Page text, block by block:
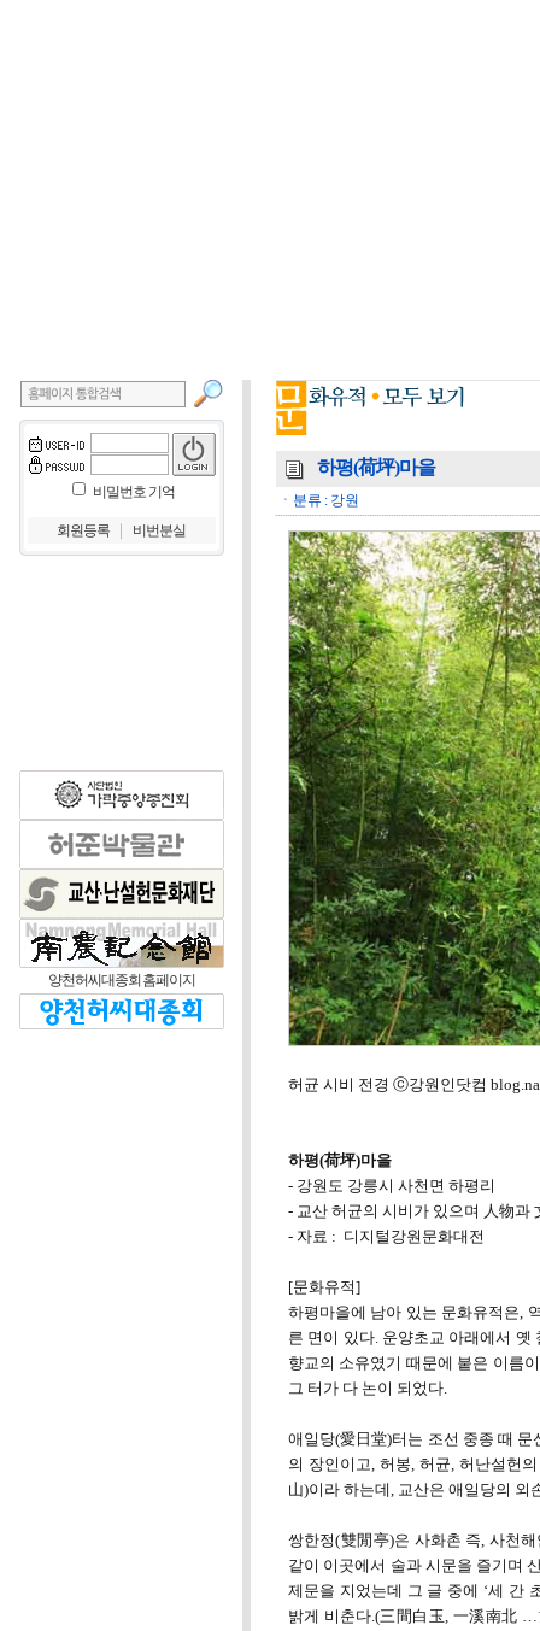
비밀번호 기억
회원등록 비번분실
양천허씨대종회 홈페이지
하평(荷坪)마을
ㆍ분류 : 강원
허균 시비 전경 ⓒ강원인닷컴
하평(荷坪)마을
- 강원도 강릉시 사천면 하평리
- 교산 허균의 시비가 있으며 人物과
- 자료 : 디지털강원문화대전
[문화유적]
하평마을에 남아 있는 문화유적은,
른 면이 있다. 운양초교 아래에서
향교의 소유였기 때문에 붙은 이름
그 터가 다 논이 되었다.
애일당(愛日堂)터는 조선 중종 때
의 장인이고, 허봉, 허균, 허난설헌
山)이라 하는데, 교산은 애일당의
쌍한정(雙閒亭)은 사화촌 즉, 사천
같이 이곳에서 술과 시문을 즐기며
제문을 지었는데 그 글 중에 ‘세 간
밝게 비춘다.(三間白玉, 一溪南北